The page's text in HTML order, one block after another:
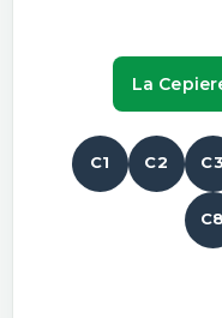
La
C1 C2 C3
C8